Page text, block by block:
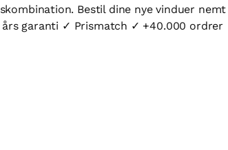
Bestil dine nye vinduer
års garanti ✓ Prismatch ✓ +40.000